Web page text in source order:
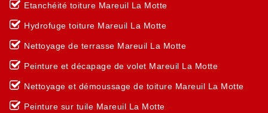
Etanchéité toiture Mareuil La Motte
Hydrofuge toiture Mareuil La Motte
Nettoyage de terrasse Mareuil La Motte
Peinture et décapage de volet Mareuil La Motte
Nettoyage et démoussage de toiture Mareuil La Motte
Peinture sur tuile Mareuil La Motte